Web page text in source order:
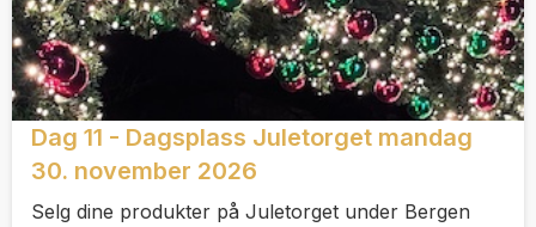
Dag 11 - Dagsplass Juletorget mandag
30. november 2026
Selg dine produkter på Juletorget under Bergen